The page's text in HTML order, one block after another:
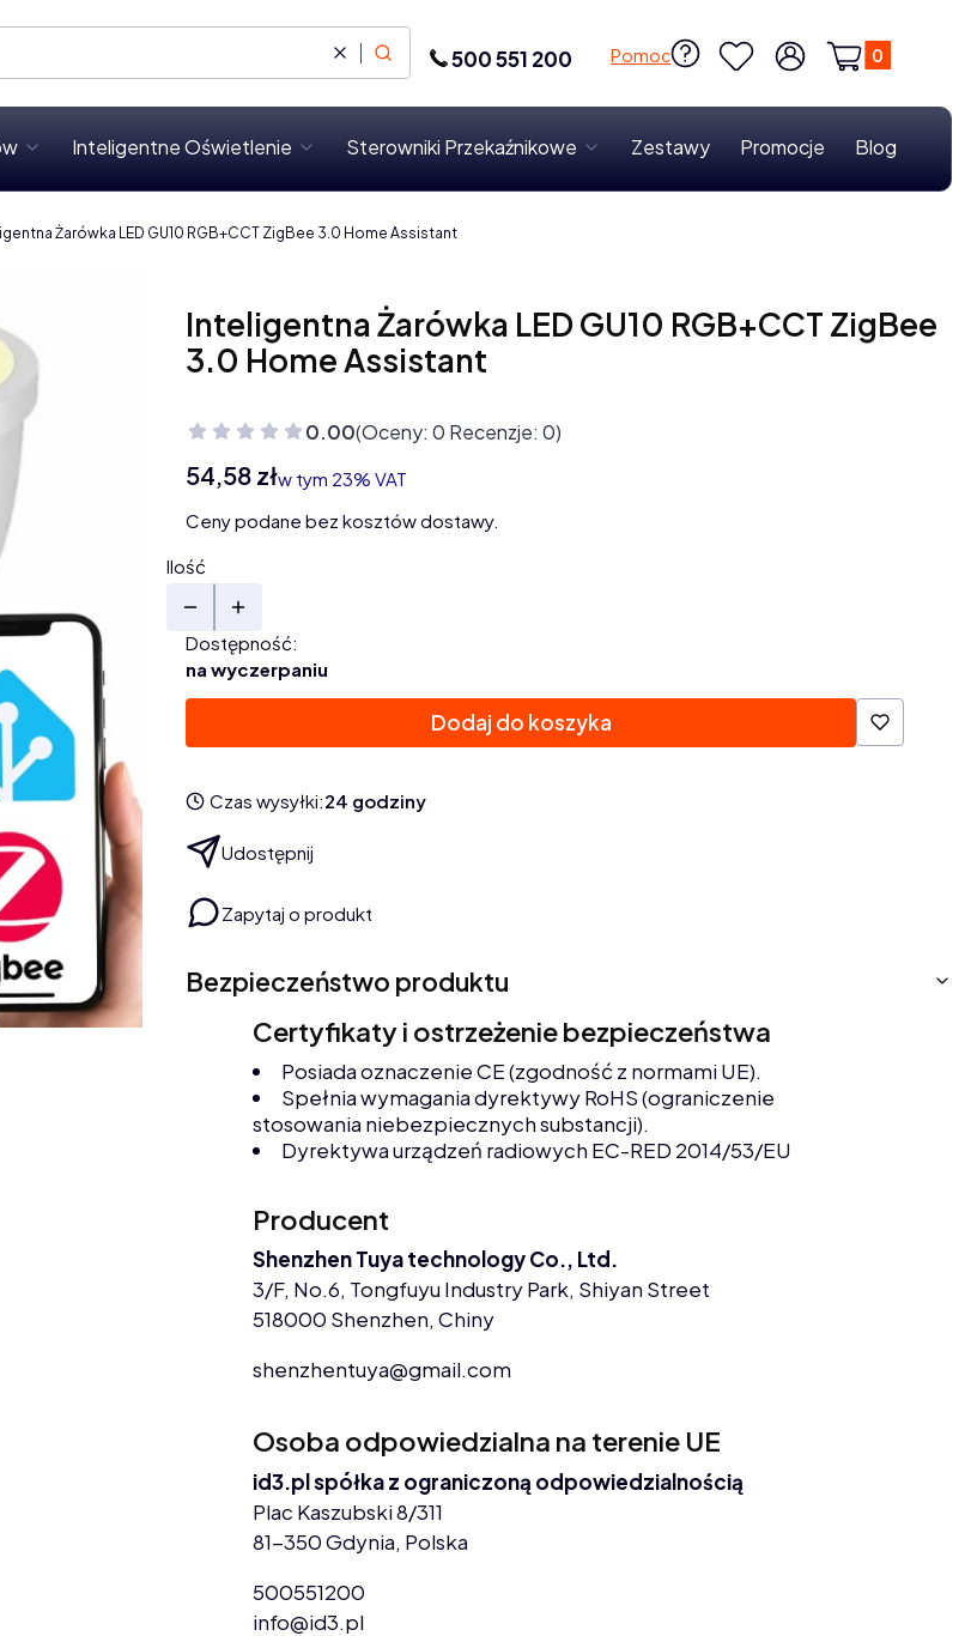
WyczyśćSzukaj 500 551 200 Pomoc
UlubioneZaloguj się
Produkty w
Koszyk
Inteligentne Oświetlenie Sterowniki Przekaźnikowe Zestawy Promocje Blog
Żarówka LED GU10 RGB+CCT ZigBee 3.0 Home Assistant
Inteligentna Żarówka LED GU10 RGB+CCT ZigBee
3.0 Home Assistant
0.00(Oceny: 0 Recenzje: 0)
Cena
54,58 złw tym 23% VAT
w tym 23% VAT
Ceny podane bez kosztów dostawy.
Ilość
Dostępność:
na wyczerpaniu
Dodaj do koszyka
Czas wysyłki:24 godziny
Udostępnij
Zapytaj o produkt
Bezpieczeństwo produktu
Certyfikaty i ostrzeżenie bezpieczeństwa
Posiada oznaczenie CE (zgodność z normami UE).
Spełnia wymagania dyrektywy RoHS (ograniczenie
stosowania niebezpiecznych substancji).
Dyrektywa urządzeń radiowych EC-RED 2014/53/EU
Producent
Shenzhen Tuya technology Co., Ltd.
3/F, No.6, Tongfuyu Industry Park, Shiyan Street
518000 Shenzhen, Chiny
shenzhentuya@gmail.com
Osoba odpowiedzialna na terenie UE
id3.pl spółka z ograniczoną odpowiedzialnością
Plac Kaszubski 8/311
81-350 Gdynia, Polska
500551200
info@id3.pl